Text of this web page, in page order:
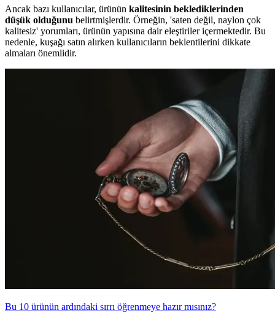
Ancak bazı kullanıcılar, ürünün kalitesinin beklediklerinden
düşük olduğunu belirtmişlerdir. Örneğin, 'saten değil, naylon çok
kalitesiz' yorumları, ürünün yapısına dair eleştiriler içermektedir. Bu
nedenle, kuşağı satın alırken kullanıcıların beklentilerini dikkate
almaları önemlidir.
Bu 10 ürünün ardındaki sırrı öğrenmeye hazır mısınız?